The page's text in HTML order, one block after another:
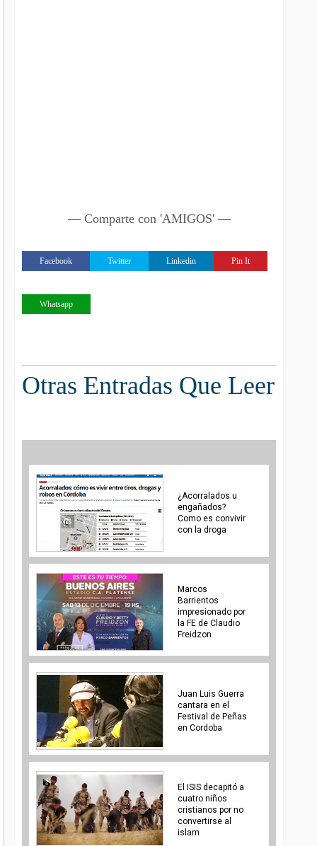
— Comparte con 'AMIGOS' —
Facebook Twitter Linkedin Pin It
Whatsapp
Otras Entradas Que Leer
¿Acorralados u
engañados?
Como es convivir
con la droga
Marcos
Barrientos
impresionado por
la FE de Claudio
Freidzon
Juan Luis Guerra
cantara en el
Festival de Peñas
en Cordoba
El ISIS decapitó a
cuatro niños
cristianos por no
convertirse al
islam